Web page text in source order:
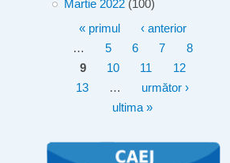
Martie 2022 (100)
Pagini« primul
‹ anterior
…
5 6 7
8
9
10 11
12
13
…
următor ›
ultima »